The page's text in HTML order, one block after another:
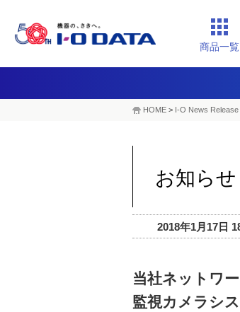
商品一覧
HOME > I-O News
お知らせ
2018年1月17日
当社ネットワ
監視カメラシ